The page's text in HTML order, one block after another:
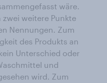
wäre.
weitere Punkte
Nennungen. Zum
des Produkts an
Unterschied oder
und
wird. Zum